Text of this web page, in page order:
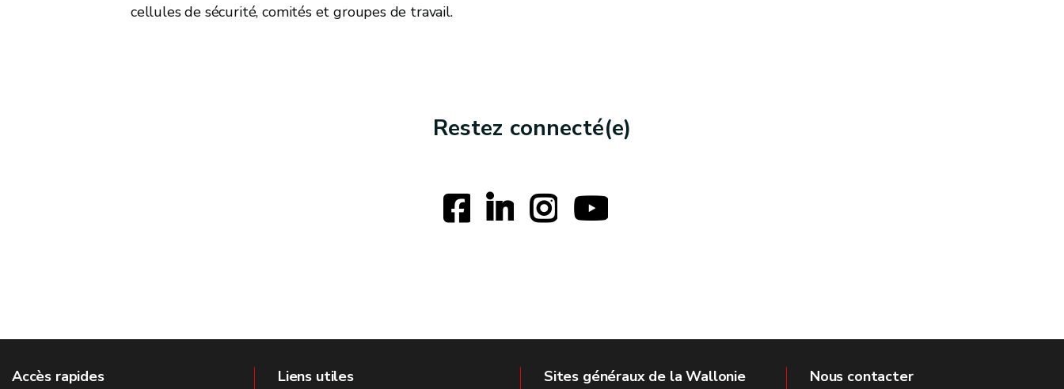
cellules de sécurité, comités et groupes de travail.
Restez connecté(e)
Accès rapides Liens utiles Sites généraux de la Wallonie Nous contacter